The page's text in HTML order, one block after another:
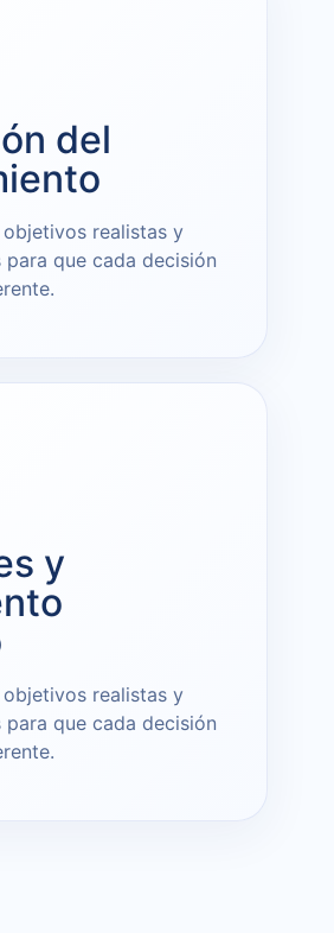
del
realistas y
que cada decisión
y
realistas y
que cada decisión